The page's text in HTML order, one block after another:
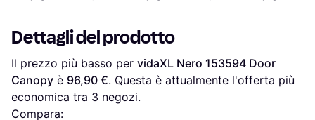
Dettagli del prodotto
Il prezzo più basso per vidaXL Nero 153594 Door
Canopy è 96,90 €. Questa è attualmente l'offerta più
economica tra 3 negozi.
Compara: